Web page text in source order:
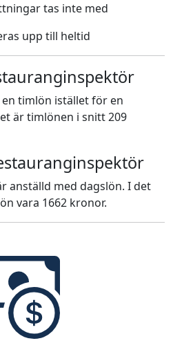
tas inte med
upp till heltid
timlön istället för en
är timlönen i snitt 209
anställd med dagslön. I det
vara 1662 kronor.